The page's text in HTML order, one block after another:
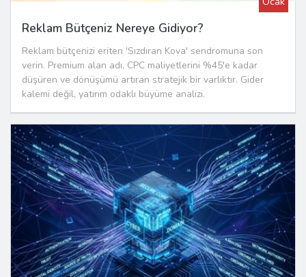
Reklam Bütçeniz Nereye Gidiyor?
Reklam bütçenizi eriten 'Sızdıran Kova' sendromuna son
verin. Premium alan adı, CPC maliyetlerini %45'e kadar
düşüren ve dönüşümü artıran stratejik bir varlıktır. Gider
kalemi değil, yatırım odaklı büyüme analizi.